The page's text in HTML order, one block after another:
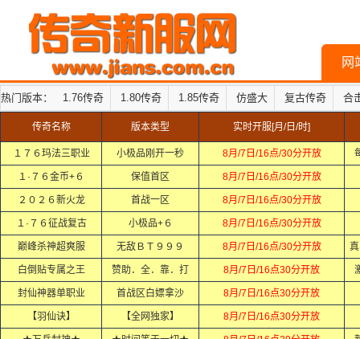
网
热门版本： 1.76传奇 1.80传奇 1.85传奇 仿盛大 复古传奇 合
传奇名称 版本类型 实时开服[月/日/时]
１７６玛法三职业 小极品刚开一秒 8月/7日/16点/30分开放
１·７６金币+６ 保值首区 8月/7日/16点/30分开放
２０２６新火龙 首战一区 8月/7日/16点/30分开放
１·７６征战复古 小极品+６ 8月/7日/16点/30分开放
巅峰杀神超爽服 无敌ＢＴ９９９ 8月/7日/16点/30分开放
白倒贴专属之王 赞助．全．靠．打 8月/7日/16点30分开放
封仙神器单职业 首战区白嫖拿沙 8月/7日/16点30分开放
【羽仙诀】 【全网独家】 8月/7日/16点30分开放